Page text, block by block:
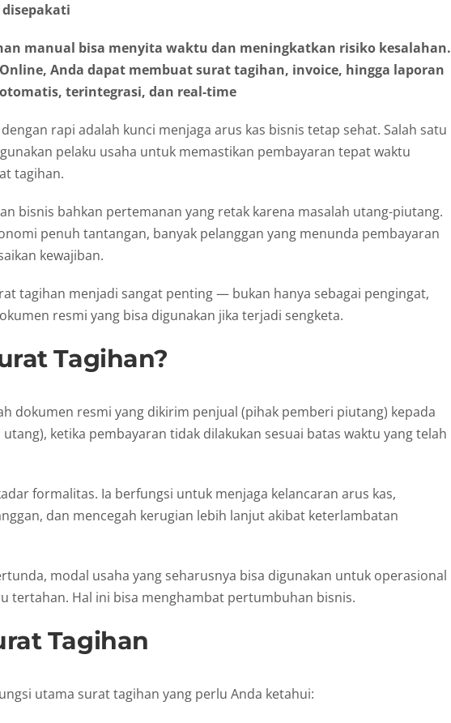
manual bisa menyita waktu dan meningkatkan risiko kesalahan.
Anda dapat membuat surat tagihan, invoice, hingga laporan
terintegrasi, dan real-time
rapi adalah kunci menjaga arus kas bisnis tetap sehat. Salah satu
pelaku usaha untuk memastikan pembayaran tepat waktu
tagihan.
bisnis bahkan pertemanan yang retak karena masalah utang-piutang.
penuh tantangan, banyak pelanggan yang menunda pembayaran
kewajiban.
tagihan menjadi sangat penting — bukan hanya sebagai pengingat,
resmi yang bisa digunakan jika terjadi sengketa.
Tagihan?
dokumen resmi yang dikirim penjual (pihak pemberi piutang) kepada
ketika pembayaran tidak dilakukan sesuai batas waktu yang telah
formalitas. Ia berfungsi untuk menjaga kelancaran arus kas,
dan mencegah kerugian lebih lanjut akibat keterlambatan
modal usaha yang seharusnya bisa digunakan untuk operasional
tertahan. Hal ini bisa menghambat pertumbuhan bisnis.
Tagihan
utama surat tagihan yang perlu Anda ketahui: